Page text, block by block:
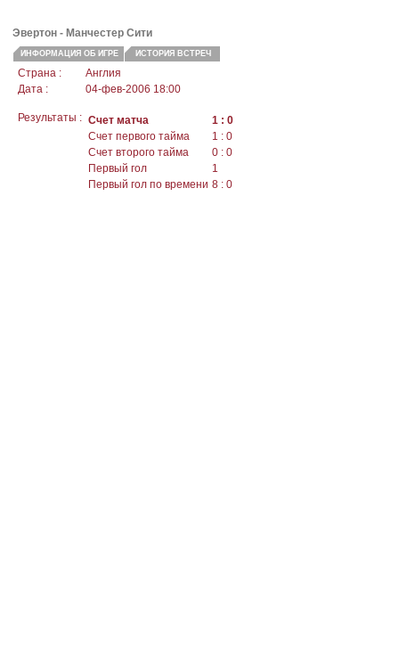
Эвертон - Манчестер Сити
ИНФОРМАЦИЯ ОБ ИГРЕ ИСТОРИЯ ВСТРЕЧ
Страна :
Англия
Дата :
04-фев-2006 18:00
Результаты : Счет матча
1 : 0
Счет первого тайма
1 : 0
Счет второго тайма
0 : 0
Первый гол
1
Первый гол по времени 8 : 0